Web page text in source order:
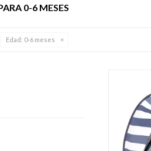
0-6 MESES
Edad: 0-6 meses